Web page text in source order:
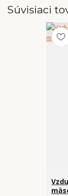
Súvisiaci